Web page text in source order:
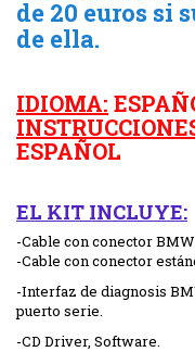
de 20 euros si
de ella.
IDIOMA:
ESPAÑOL
EL KIT INCLUYE:
-Cable con conector
-Cable con conector
-Interfaz de diagnosis
puerto serie.
-CD Driver, Software.